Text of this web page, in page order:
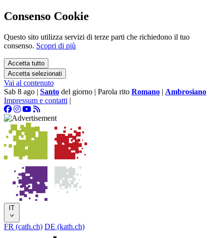
Consenso Cookie
Questo sito utilizza servizi di terze parti che richiedono il tuo
consenso. Scopri di più
Accetta tutto
Accetta selezionati
Vai al contenuto
Sab 8 ago | Santo del giorno | Parola rito Romano | Ambrosiano
Impressum e contatti |
IT
FR (cath.ch) DE (kath.ch)